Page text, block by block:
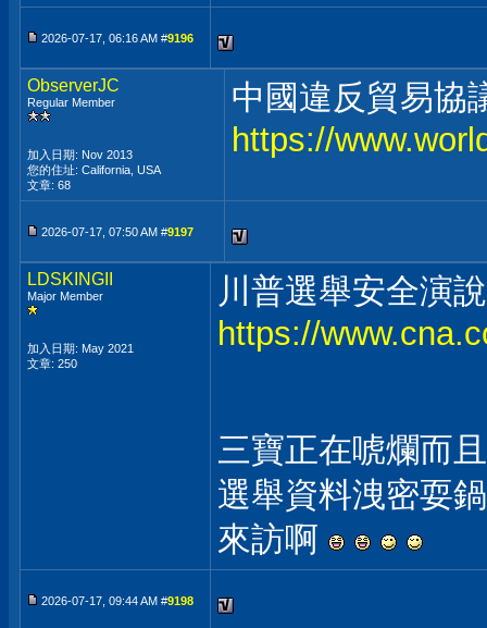
2026-07-17, 06:16 AM #9196
ObserverJC
Regular Member
加入日期: Nov 2013
您的住址: California, USA
文章: 68
中國違反貿易協
https://
2026-07-17, 07:50 AM #9197
LDSKINGII
Major Member
加入日期: May 2021
文章: 250
川普選舉安全演
https://
三寶正在唬爛而
選舉資料洩密耍
來訪啊
2026-07-17, 09:44 AM #9198